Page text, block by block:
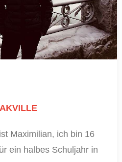
Maximilian, ich bin 16
ein halbes Schuljahr in